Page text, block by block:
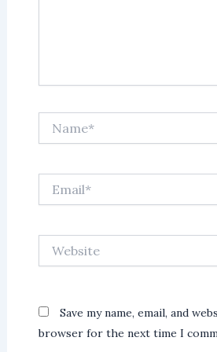
Save my name, email, and
browser for the next time I